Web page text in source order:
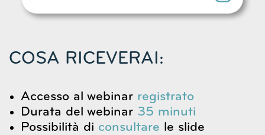
COSA RICEVERAI:
Accesso al webinar registrato
Durata del webinar 35 minuti
Possibilità di consultare le slide